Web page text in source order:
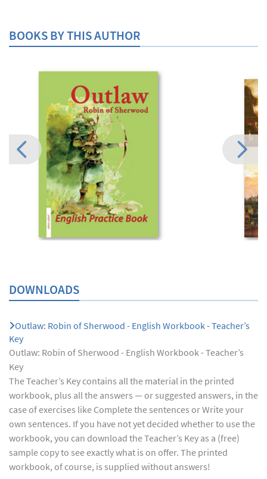
BOOKS BY THIS AUTHOR
DOWNLOADS
Outlaw: Robin of Sherwood - English Workbook - Teacher’s
Key
Outlaw: Robin of Sherwood - English Workbook - Teacher’s
Key
The Teacher’s Key contains all the material in the printed
workbook, plus all the answers — or suggested answers, in the
case of exercises like Complete the sentences or Write your
own sentences. If you have not yet decided whether to use the
workbook, you can download the Teacher’s Key as a (free)
sample copy to see exactly what is on offer. The printed
workbook, of course, is supplied without answers!